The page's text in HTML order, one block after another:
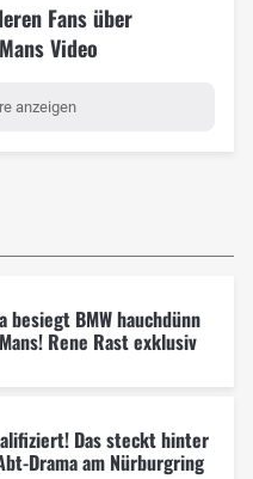
Fans über
Video
anzeigen
besiegt BMW hauchdünn
Rene Rast exklusiv
Das steckt hinter
Drama am Nürburgring